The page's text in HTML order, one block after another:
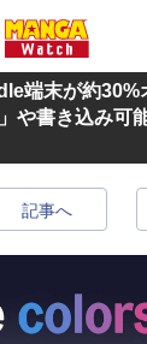
端末が約30%
や書き込み可
記事へ